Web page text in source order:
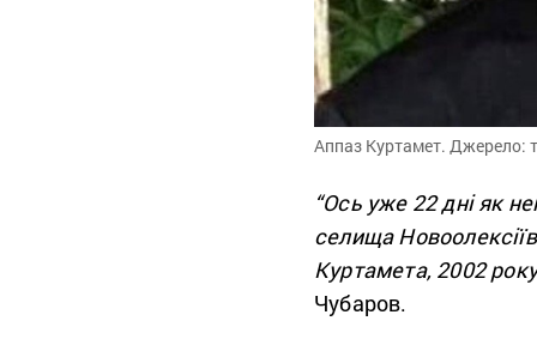
Аппаз Куртамет. Джерело:
“Ось уже 22 дні як
селища
Куртамета, 2002
Чубаров.